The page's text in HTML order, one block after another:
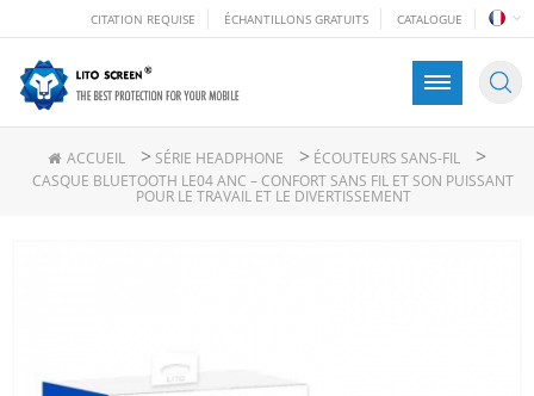
CITATION REQUISE ÉCHANTILLONS GRATUITS CATALOGUE
ACCUEIL > SÉRIE HEADPHONE > ÉCOUTEURS SANS-FIL >
CASQUE BLUETOOTH LE04 ANC – CONFORT SANS FIL ET SON PUISSANT
POUR LE TRAVAIL ET LE DIVERTISSEMENT